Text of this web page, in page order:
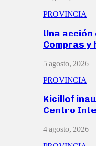
PROVINCIA
Una
Compras
5 agosto, 2026
PROVINCIA
Kicillof
Centro
4 agosto, 2026